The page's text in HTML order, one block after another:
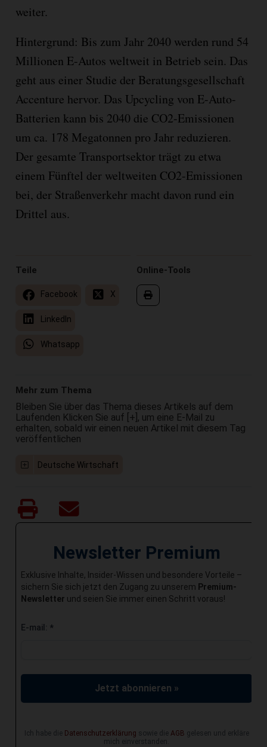
weiter.
Hintergrund: Bis zum Jahr 2040 werden rund 54
Millionen E-Autos weltweit in Betrieb sein. Das
geht aus einer Studie der Beratungsgesellschaft
Accenture hervor. Das Upcycling von E-Auto-
Batterien kann bis 2040 die CO2-Emissionen
um ca. 178 Megatonnen pro Jahr reduzieren.
Der gesamte Transportsektor trägt zu etwa
einem Fünftel der weltweiten CO2-Emissionen
bei, der Straßenverkehr macht davon rund ein
Drittel aus.
Online-Tools
Teile
Facebook X
LinkedIn
Whatsapp
Mehr zum Thema
Bleiben Sie über das Thema dieses Artikels auf dem
Laufenden Klicken Sie auf [+], um eine E-Mail zu
erhalten, sobald wir einen neuen Artikel mit diesem Tag
veröffentlichen
Deutsche Wirtschaft
Newsletter Premium
Exklusive Inhalte, Insider-Wissen und besondere Vorteile –
sichern Sie sich jetzt den Zugang zu unserem Premium-
Newsletter und seien Sie immer einen Schritt voraus!
E-mail: *
Jetzt abonnieren »
Ich habe die Datenschutzerklärung sowie die AGB gelesen und erkläre
mich einverstanden.